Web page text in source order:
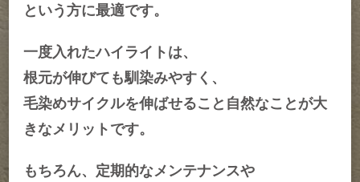
という方に最適です。
一度入れたハイライトは、
根元が伸びても馴染みやすく、
毛染めサイクルを伸ばせること自然なことが大
きなメリットです。
もちろん、定期的なメンテナンスや